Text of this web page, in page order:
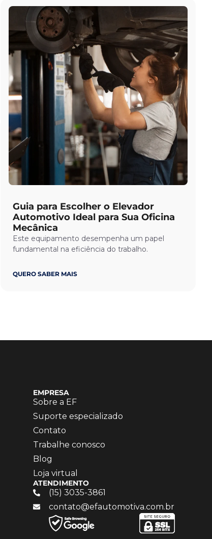
Guia para Escolher o Elevador
Automotivo Ideal para Sua Oficina
Mecânica
Este equipamento desempenha um papel
fundamental na eficiência do trabalho.
QUERO SABER MAIS
EMPRESA
Sobre a EF
Suporte especializado
Contato
Trabalhe conosco
Blog
Loja virtual
ATENDIMENTO
(15) 3035-3861
contato@efautomotiva.com.br